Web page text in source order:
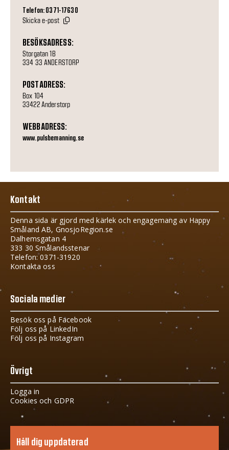
Telefon: 0371-17630
Skicka e-post
BESÖKSADRESS:
Storgatan 1B
334 33 ANDERSTORP
POSTADRESS:
Box 104
33422 Anderstorp
WEBBADRESS:
www.pulsbemanning.se
Kontakt
Denna sida är gjord med kärlek och engagemang av Happy
Småland AB, GnosjoRegion.se
Dalhemsgatan 4
333 30 Smålandsstenar
Telefon: 0371-31920
Kontakta oss
Sociala medier
Besök oss på Facebook
Följ oss på LinkedIn
Följ oss på Instagram
Övrigt
Logga in
Cookies och GDPR
Håll dig uppdaterad